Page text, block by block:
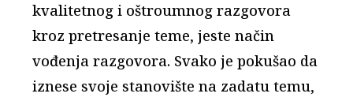
kvalitetnog i oštroumnog razgovora
kroz pretresanje teme, jeste način
vođenja razgovora. Svako je pokušao da
iznese svoje stanovište na zadatu temu,